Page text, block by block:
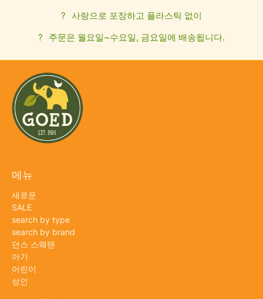
? 사랑으로 포장하고 플라스틱 없이
?
주문은 월요일~수요일, 금요일에 배송됩니다.
메뉴
새로운
SALE
search by type
search by brand
던스 스웨덴
아기
어린이
성인